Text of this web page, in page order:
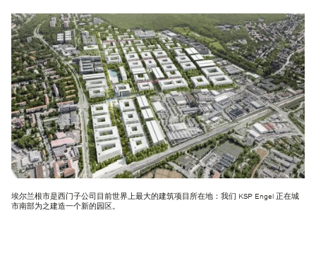
埃尔兰根市是西门子公司目前世界上最大的建筑项目所在地：我们 KSP Engel 正在城
市南部为之建造一个新的园区。